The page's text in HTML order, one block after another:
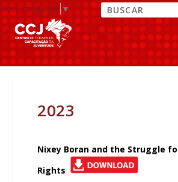
Language▼
2023
Nixey Boran and the Struggle
Rights